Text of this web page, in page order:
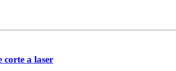
corte a laser